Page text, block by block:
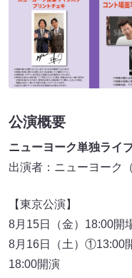
公演概要
ニューヨーク単独ライ
出演者：ニューヨーク
【東京公演】
8月15日（金）18:00開
8月16日（土）①13:00
18:00開演